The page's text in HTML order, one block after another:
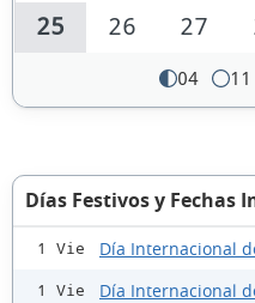
25
26 27
04 11
Días Festivos y Fechas
1 Vie Día Internacional
1 Vie Día Internacional